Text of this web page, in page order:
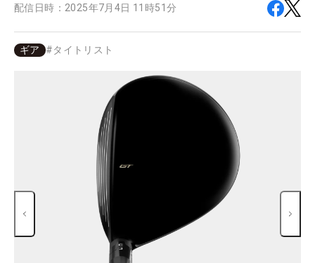
配信日時： 2025年7月4日 11時51分
ギア #タイトリスト